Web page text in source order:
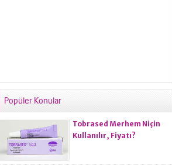
Popüler Konular
Tobrased Merhem Niçin
Kullanılır, Fiyatı?